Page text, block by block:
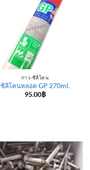
กาว-ซีลีโคน
ซิลิโคนหลอด GP 270ml.
95.00฿